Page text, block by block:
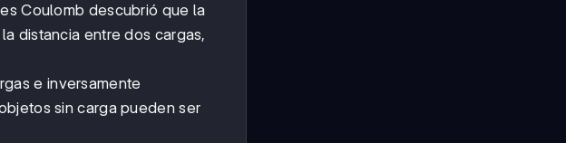
Coulomb descubrió que la
distancia entre dos cargas,
e inversamente
sin carga pueden ser